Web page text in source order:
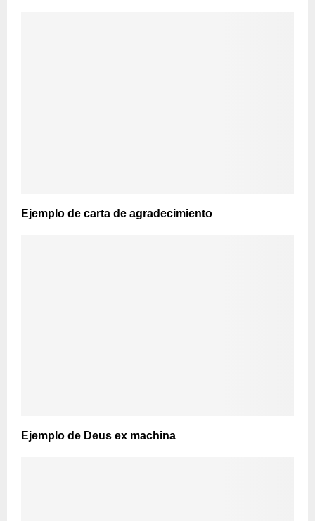
Ejemplo de carta de agradecimiento
Ejemplo de Deus ex machina